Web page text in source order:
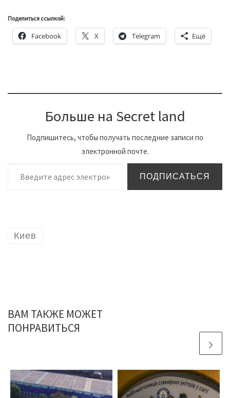
Поделиться ссылкой:
Facebook X Telegram Ещё
Больше на Secret land
Подпишитесь, чтобы получать последние записи по
электронной почте.
Введите адрес электронной почты…
ПОДПИСАТЬСЯ
Киев
ВАМ ТАКЖЕ МОЖЕТ
ПОНРАВИТЬСЯ